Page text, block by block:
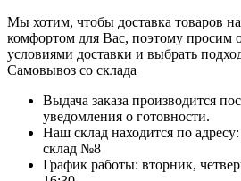
Мы хотим, чтобы доставка товаров
комфортом для Вас, поэтому просим
условиями доставки и выбрать
Самовывоз со склада
Выдача заказа производится
уведомления о готовности.
Наш склад находится по
склад №8
График работы: вторник,